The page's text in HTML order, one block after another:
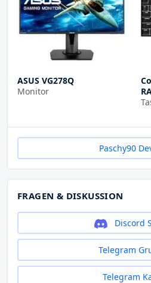
ASUS VG278Q
Monitor
Paschy90
FRAGEN & DISKUSSION
Discord
Telegram
Telegram